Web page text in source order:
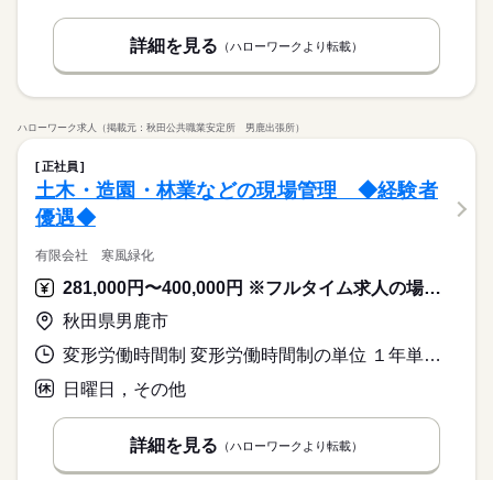
詳細を見る （ハローワークより転載）
ハローワーク求人（掲載元：秋田公共職業安定所 男鹿出張所）
正社員
土木・造園・林業などの現場管理 ◆経験者
優遇◆
有限会社 寒風緑化
281,000円〜400,000円 ※フルタイム求人の場合は月額（換算額）、パート求人の場合は時間額を表示しています。
秋田県男鹿市
変形労働時間制 変形労働時間制の単位 １年単位 就業時間１ 8時00分〜17時00分
日曜日，その他
詳細を見る （ハローワークより転載）